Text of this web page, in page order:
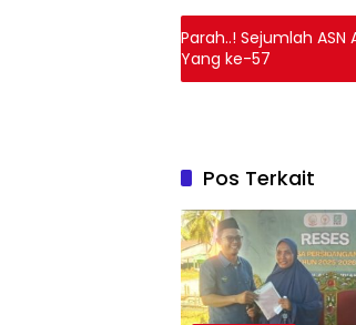
Parah..! Sejumlah
Yang ke-57
Pos Terkait